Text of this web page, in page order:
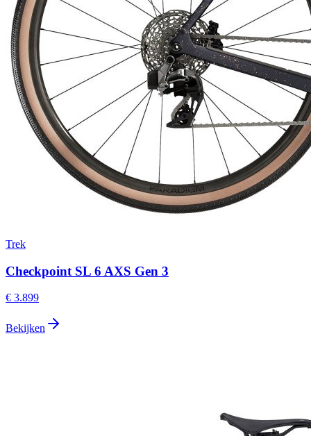
Trek
Checkpoint SL 6 AXS Gen 3
€ 3.899
Bekijken